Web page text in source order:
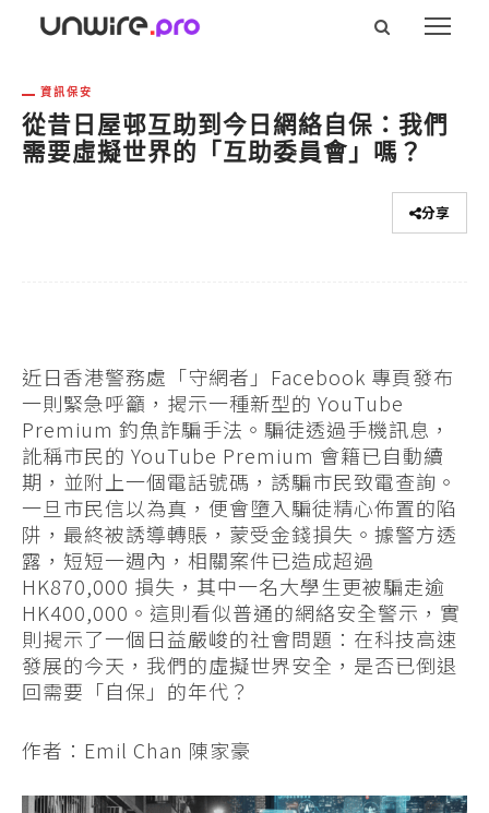
資訊保安
從昔日屋邨互助到今日網絡自保：我們
需要虛擬世界的「互助委員會」嗎？
分享
近日香港警務處「守網者」Facebook 專頁發布
一則緊急呼籲，揭示一種新型的 YouTube
Premium 釣魚詐騙手法。騙徒透過手機訊息，
訛稱市民的 YouTube Premium 會籍已自動續
期，並附上一個電話號碼，誘騙市民致電查詢。
一旦市民信以為真，便會墮入騙徒精心佈置的陷
阱，最終被誘導轉賬，蒙受金錢損失。據警方透
露，短短一週內，相關案件已造成超過
HK870,000 損失，其中一名大學生更被騙走逾
HK400,000。這則看似普通的網絡安全警示，實
則揭示了一個日益嚴峻的社會問題：在科技高速
發展的今天，我們的虛擬世界安全，是否已倒退
回需要「自保」的年代？
作者：Emil Chan 陳家豪